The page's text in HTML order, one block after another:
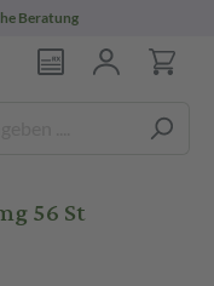
Beratung
56 St